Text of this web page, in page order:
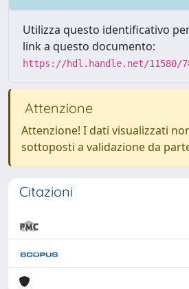
Utilizza questo identificativo
link a questo documento:
https://hdl.handle.net/11580/
Attenzione
Attenzione! I dati visualizzati
sottoposti a validazione da
Citazioni